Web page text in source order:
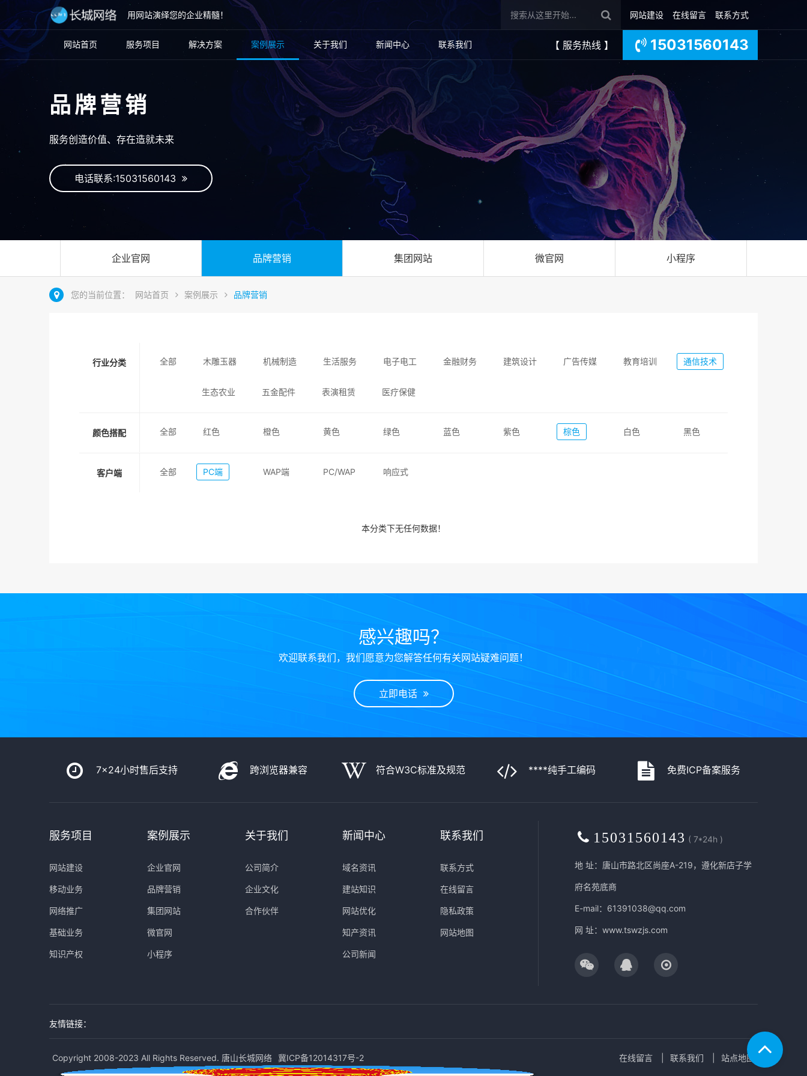
用网站演绎您的企业精髓！ 网站建设 在线留言 联系方式
网站首页 服务项目 解决方案 案例展示 关于我们 新闻中心 联系我们 【 服务热线 】 15031560143
品牌营销
服务创造价值、存在造就未来
电话联系:15031560143
企业官网 品牌营销 集团网站 微官网 小程序
您的当前位置： 网站首页 案例展示 品牌营销
行业分类 全部 木雕玉器 机械制造 生活服务 电子电工 金融财务 建筑设计 广告传媒 教育培训 通信技术
生态农业 五金配件 表演租赁 医疗保健
颜色搭配 全部 红色 橙色 黄色 绿色 蓝色 紫色 棕色 白色 黑色
客户端 全部 PC端 WAP端 PC/WAP 响应式
本分类下无任何数据！
感兴趣吗？
欢迎联系我们，我们愿意为您解答任何有关网站疑难问题！
立即电话
7x24小时售后支持 跨浏览器兼容 符合W3C标准及规范 ****纯手工编码 免费ICP备案服务
服务项目
网站建设
移动业务
网络推广
基础业务
知识产权
案例展示
企业官网
品牌营销
集团网站
微官网
小程序
关于我们
公司简介
企业文化
合作伙伴
新闻中心
域名资讯
建站知识
网站优化
知产资讯
公司新闻
联系我们
联系方式
在线留言
隐私政策
网站地图
15031560143 ( 7*24h )
地 址：唐山市路北区尚座A-219，遵化新店子学
府名苑底商
E-mail：61391038@qq.com
网 址：www.tswzjs.com
友情链接：
Copyright 2008-2023 All Rights Reserved. 唐山长城网络 冀ICP备12014317号-2 在线留言 联系我们 站点地图